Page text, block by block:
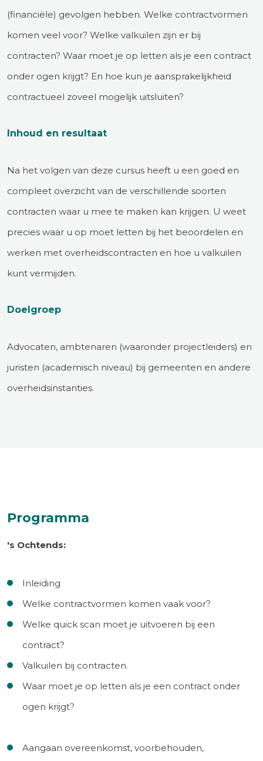
(financiële) gevolgen hebben. Welke contractvormen
komen veel voor? Welke valkuilen zijn er bij
contracten? Waar moet je op letten als je een contract
onder ogen krijgt? En hoe kun je aansprakelijkheid
contractueel zoveel mogelijk uitsluiten?
Inhoud en resultaat
Na het volgen van deze cursus heeft u een goed en
compleet overzicht van de verschillende soorten
contracten waar u mee te maken kan krijgen. U weet
precies waar u op moet letten bij het beoordelen en
werken met overheidscontracten en hoe u valkuilen
kunt vermijden.
Doelgroep
Advocaten, ambtenaren (waaronder projectleiders) en
juristen (academisch niveau) bij gemeenten en andere
overheidsinstanties.
Programma
's Ochtends:
Inleiding
Welke contractvormen komen vaak voor?
Welke quick scan moet je uitvoeren bij een
contract?
Valkuilen bij contracten.
Waar moet je op letten als je een contract onder
ogen krijgt?
Aangaan overeenkomst, voorbehouden,